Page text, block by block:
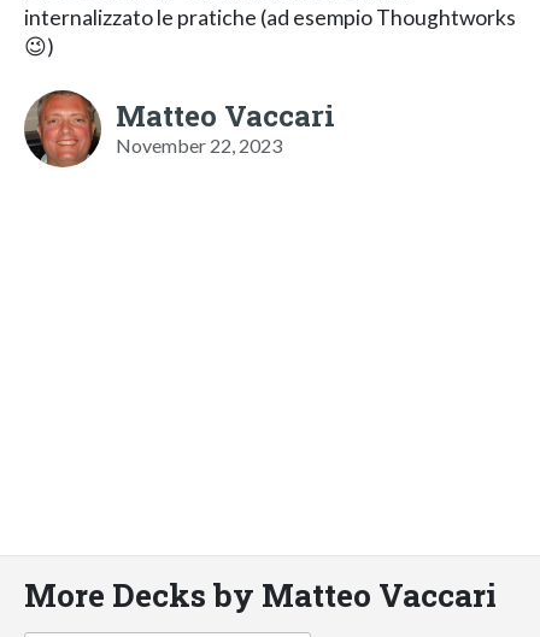
internalizzato le pratiche (ad esempio Thoughtworks
😉)
Matteo Vaccari
November 22, 2023
More Decks by Matteo Vaccari